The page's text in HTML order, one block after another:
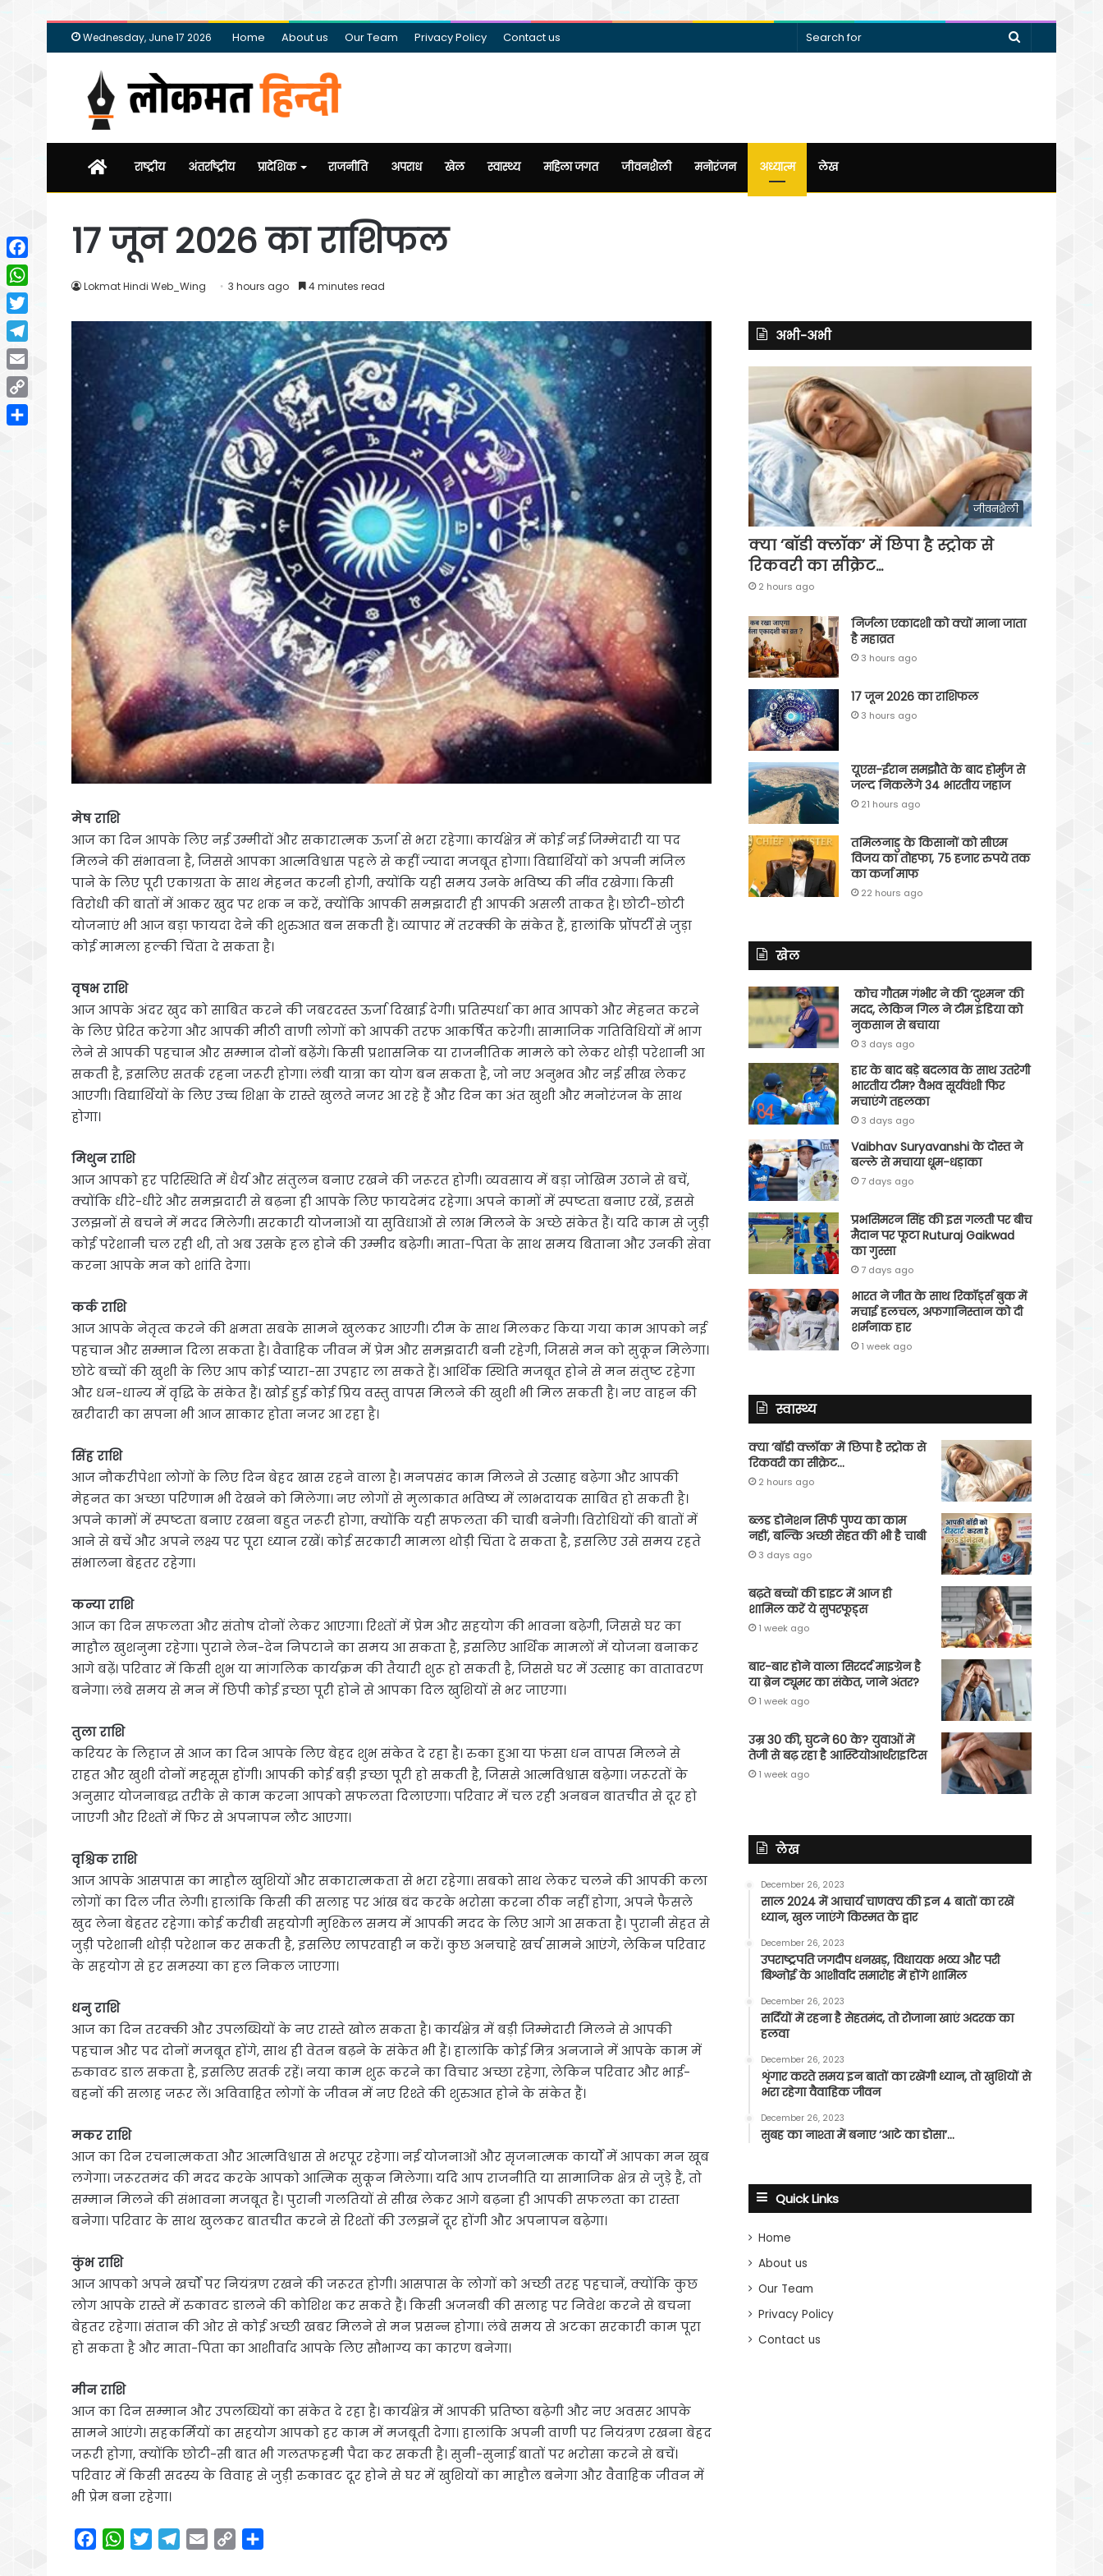
Wednesday, June 17 2026 Home About us Our Team Privacy Policy Contact us
Search
Homeराष्ट्रीय अंतर्राष्ट्रीय प्रादेशिक राजनीति अपराध खेल स्वास्थ्य महिला जगत जीवनशैली मनोरंजन अध्यात्म लेख
17 जून 2026 का राशिफल
Lokmat Hindi Web_Wing 3 hours ago 4 minutes read
मेष राशि
आज का दिन आपके लिए नई उम्मीदों और सकारात्मक ऊर्जा से भरा रहेगा। कार्यक्षेत्र में कोई नई जिम्मेदारी या पद
मिलने की संभावना है, जिससे आपका आत्मविश्वास पहले से कहीं ज्यादा मजबूत होगा। विद्यार्थियों को अपनी मंजिल
पाने के लिए पूरी एकाग्रता के साथ मेहनत करनी होगी, क्योंकि यही समय उनके भविष्य की नींव रखेगा। किसी
विरोधी की बातों में आकर खुद पर शक न करें, क्योंकि आपकी समझदारी ही आपकी असली ताकत है। छोटी-छोटी
योजनाएं भी आज बड़ा फायदा देने की शुरुआत बन सकती हैं। व्यापार में तरक्की के संकेत हैं, हालांकि प्रॉपर्टी से जुड़ा
कोई मामला हल्की चिंता दे सकता है।
वृषभ राशि
आज आपके अंदर खुद को साबित करने की जबरदस्त ऊर्जा दिखाई देगी। प्रतिस्पर्धा का भाव आपको और मेहनत करने
के लिए प्रेरित करेगा और आपकी मीठी वाणी लोगों को आपकी तरफ आकर्षित करेगी। सामाजिक गतिविधियों में भाग
लेने से आपकी पहचान और सम्मान दोनों बढ़ेंगे। किसी प्रशासनिक या राजनीतिक मामले को लेकर थोड़ी परेशानी आ
सकती है, इसलिए सतर्क रहना जरूरी होगा। लंबी यात्रा का योग बन सकता है, जो नए अनुभव और नई सीख लेकर
आएगी। विद्यार्थियों के लिए उच्च शिक्षा के रास्ते खुलते नजर आ रहे हैं और दिन का अंत खुशी और मनोरंजन के साथ
होगा।
मिथुन राशि
आज आपको हर परिस्थिति में धैर्य और संतुलन बनाए रखने की जरूरत होगी। व्यवसाय में बड़ा जोखिम उठाने से बचें,
क्योंकि धीरे-धीरे और समझदारी से बढ़ना ही आपके लिए फायदेमंद रहेगा। अपने कामों में स्पष्टता बनाए रखें, इससे
उलझनों से बचने में मदद मिलेगी। सरकारी योजनाओं या सुविधाओं से लाभ मिलने के अच्छे संकेत हैं। यदि काम से जुड़ी
कोई परेशानी चल रही थी, तो अब उसके हल होने की उम्मीद बढ़ेगी। माता-पिता के साथ समय बिताना और उनकी सेवा
करना आपके मन को शांति देगा।
कर्क राशि
आज आपके नेतृत्व करने की क्षमता सबके सामने खुलकर आएगी। टीम के साथ मिलकर किया गया काम आपको नई
पहचान और सम्मान दिला सकता है। वैवाहिक जीवन में प्रेम और समझदारी बनी रहेगी, जिससे मन को सुकून मिलेगा।
छोटे बच्चों की खुशी के लिए आप कोई प्यारा-सा उपहार ला सकते हैं। आर्थिक स्थिति मजबूत होने से मन संतुष्ट रहेगा
और धन-धान्य में वृद्धि के संकेत हैं। खोई हुई कोई प्रिय वस्तु वापस मिलने की खुशी भी मिल सकती है। नए वाहन की
खरीदारी का सपना भी आज साकार होता नजर आ रहा है।
सिंह राशि
आज नौकरीपेशा लोगों के लिए दिन बेहद खास रहने वाला है। मनपसंद काम मिलने से उत्साह बढ़ेगा और आपकी
मेहनत का अच्छा परिणाम भी देखने को मिलेगा। नए लोगों से मुलाकात भविष्य में लाभदायक साबित हो सकती है।
अपने कामों में स्पष्टता बनाए रखना बहुत जरूरी होगा, क्योंकि यही सफलता की चाबी बनेगी। विरोधियों की बातों में
आने से बचें और अपने लक्ष्य पर पूरा ध्यान रखें। कोई सरकारी मामला थोड़ी चिंता दे सकता है, इसलिए उसे समय रहते
संभालना बेहतर रहेगा।
कन्या राशि
आज का दिन सफलता और संतोष दोनों लेकर आएगा। रिश्तों में प्रेम और सहयोग की भावना बढ़ेगी, जिससे घर का
माहौल खुशनुमा रहेगा। पुराने लेन-देन निपटाने का समय आ सकता है, इसलिए आर्थिक मामलों में योजना बनाकर
आगे बढ़ें। परिवार में किसी शुभ या मांगलिक कार्यक्रम की तैयारी शुरू हो सकती है, जिससे घर में उत्साह का वातावरण
बनेगा। लंबे समय से मन में छिपी कोई इच्छा पूरी होने से आपका दिल खुशियों से भर जाएगा।
तुला राशि
करियर के लिहाज से आज का दिन आपके लिए बेहद शुभ संकेत दे रहा है। रुका हुआ या फंसा धन वापस मिलने से
राहत और खुशी दोनों महसूस होंगी। आपकी कोई बड़ी इच्छा पूरी हो सकती है, जिससे आत्मविश्वास बढ़ेगा। जरूरतों के
अनुसार योजनाबद्ध तरीके से काम करना आपको सफलता दिलाएगा। परिवार में चल रही अनबन बातचीत से दूर हो
जाएगी और रिश्तों में फिर से अपनापन लौट आएगा।
वृश्चिक राशि
आज आपके आसपास का माहौल खुशियों और सकारात्मकता से भरा रहेगा। सबको साथ लेकर चलने की आपकी कला
लोगों का दिल जीत लेगी। हालांकि किसी की सलाह पर आंख बंद करके भरोसा करना ठीक नहीं होगा, अपने फैसले
खुद लेना बेहतर रहेगा। कोई करीबी सहयोगी मुश्किल समय में आपकी मदद के लिए आगे आ सकता है। पुरानी सेहत से
जुड़ी परेशानी थोड़ी परेशान कर सकती है, इसलिए लापरवाही न करें। कुछ अनचाहे खर्च सामने आएंगे, लेकिन परिवार
के सहयोग से हर समस्या का हल निकल जाएगा।
धनु राशि
आज का दिन तरक्की और उपलब्धियों के नए रास्ते खोल सकता है। कार्यक्षेत्र में बड़ी जिम्मेदारी मिलने से आपकी
पहचान और पद दोनों मजबूत होंगे, साथ ही वेतन बढ़ने के संकेत भी हैं। हालांकि कोई मित्र अनजाने में आपके काम में
रुकावट डाल सकता है, इसलिए सतर्क रहें। नया काम शुरू करने का विचार अच्छा रहेगा, लेकिन परिवार और भाई-
बहनों की सलाह जरूर लें। अविवाहित लोगों के जीवन में नए रिश्ते की शुरुआत होने के संकेत हैं।
मकर राशि
आज का दिन रचनात्मकता और आत्मविश्वास से भरपूर रहेगा। नई योजनाओं और सृजनात्मक कार्यों में आपका मन खूब
लगेगा। जरूरतमंद की मदद करके आपको आत्मिक सुकून मिलेगा। यदि आप राजनीति या सामाजिक क्षेत्र से जुड़े हैं, तो
सम्मान मिलने की संभावना मजबूत है। पुरानी गलतियों से सीख लेकर आगे बढ़ना ही आपकी सफलता का रास्ता
बनेगा। परिवार के साथ खुलकर बातचीत करने से रिश्तों की उलझनें दूर होंगी और अपनापन बढ़ेगा।
कुंभ राशि
आज आपको अपने खर्चों पर नियंत्रण रखने की जरूरत होगी। आसपास के लोगों को अच्छी तरह पहचानें, क्योंकि कुछ
लोग आपके रास्ते में रुकावट डालने की कोशिश कर सकते हैं। किसी अजनबी की सलाह पर निवेश करने से बचना
बेहतर रहेगा। संतान की ओर से कोई अच्छी खबर मिलने से मन प्रसन्न होगा। लंबे समय से अटका सरकारी काम पूरा
हो सकता है और माता-पिता का आशीर्वाद आपके लिए सौभाग्य का कारण बनेगा।
मीन राशि
आज का दिन सम्मान और उपलब्धियों का संकेत दे रहा है। कार्यक्षेत्र में आपकी प्रतिष्ठा बढ़ेगी और नए अवसर आपके
सामने आएंगे। सहकर्मियों का सहयोग आपको हर काम में मजबूती देगा। हालांकि अपनी वाणी पर नियंत्रण रखना बेहद
जरूरी होगा, क्योंकि छोटी-सी बात भी गलतफहमी पैदा कर सकती है। सुनी-सुनाई बातों पर भरोसा करने से बचें।
परिवार में किसी सदस्य के विवाह से जुड़ी रुकावट दूर होने से घर में खुशियों का माहौल बनेगा और वैवाहिक जीवन में
भी प्रेम बना रहेगा।
W
अभी-अभी
जीवनशैली
क्या ‘बॉडी क्लॉक’ में छिपा है स्ट्रोक से
रिकवरी का सीक्रेट…
2 hours ago
निर्जला एकादशी को क्यों माना जाता
है महाव्रत
3 hours ago
17 जून 2026 का राशिफल
3 hours ago
यूएस-ईरान समझौते के बाद होर्मुज से
जल्द निकलेंगे 34 भारतीय जहाज
21 hours ago
तमिलनाडु के किसानों को सीएम
विजय का तोहफा, 75 हजार रुपये तक
का कर्जा माफ
22 hours ago
खेल
कोच गौतम गंभीर ने की ‘दुश्मन’ की
मदद, लेकिन गिल ने टीम इंडिया को
नुकसान से बचाया
3 days ago
हार के बाद बड़े बदलाव के साथ उतरेगी
भारतीय टीम? वैभव सूर्यवंशी फिर
मचाएंगे तहलका
3 days ago
Vaibhav Suryavanshi के दोस्त ने
बल्ले से मचाया धूम-धड़ाका
7 days ago
प्रभसिमरन सिंह की इस गलती पर बीच
मैदान पर फूटा Ruturaj Gaikwad
का गुस्सा
7 days ago
भारत ने जीत के साथ रिकॉर्ड्स बुक में
मचाई हलचल, अफगानिस्तान को दी
शर्मनाक हार
1 week ago
स्वास्थ्य
क्या ‘बॉडी क्लॉक’ में छिपा है स्ट्रोक से
रिकवरी का सीक्रेट…
2 hours ago
ब्लड डोनेशन सिर्फ पुण्य का काम
नहीं, बल्कि अच्छी सेहत की भी है चाबी
3 days ago
बढ़ते बच्चों की डाइट में आज ही
शामिल करें ये सुपरफूड्स
1 week ago
बार-बार होने वाला सिरदर्द माइग्रेन है
या ब्रेन ट्यूमर का संकेत, जाने अंतर?
1 week ago
उम्र 30 की, घुटने 60 के? युवाओं में
तेजी से बढ़ रहा है आस्टियोआर्थराइटिस
1 week ago
लेख
December 26, 2023
साल 2024 में आचार्य चाणक्य की इन 4 बातों का रखें
ध्यान, खुल जाएंगे किस्मत के द्वार
December 26, 2023
उपराष्ट्रपति जगदीप धनखड़, विधायक भव्य और परी
बिश्नोई के आशीर्वाद समारोह में होंगे शामिल
December 26, 2023
सर्दियों में रहना है सेहतमंद, तो रोजाना खाएं अदरक का
हलवा
December 26, 2023
शृंगार करते समय इन बातों का रखेंगी ध्यान, तो खुशियों से
भरा रहेगा वैवाहिक जीवन
December 26, 2023
सुबह का नाश्ता में बनाए ‘आटे का डोसा’…
Quick Links
Home
About us
Our Team
Privacy Policy
Contact us
Facebook
WhatsApp
Twitter
Telegram
Email
Copy
Link